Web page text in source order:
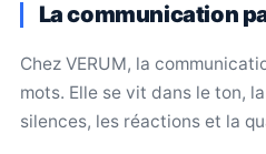
La communication
Chez VERUM, la
mots. Elle se vit dans le ton,
silences, les réactions et la